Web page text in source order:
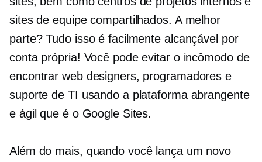
sites de equipe compartilhados. A melhor
parte? Tudo isso é facilmente alcançável por
conta própria! Você pode evitar o incômodo de
encontrar web designers, programadores e
suporte de TI usando a plataforma abrangente
e ágil que é o Google Sites.
Além do mais, quando você lança um novo